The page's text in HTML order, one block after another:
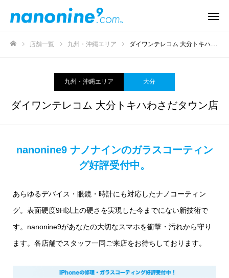
店舗一覧 九州・沖縄エリア ダイワンテレコム 大分トキハわさだタウン店
九州・沖縄エリア 大分
ダイワンテレコム 大分トキハわさだタウン店
nanonine9 ナノナインのガラスコーティン
グ好評受付中。
あらゆるデバイス・眼鏡・時計にも対応したナノコーティン
グ。表面硬度9H以上の硬さを実現した今までにない新技術で
す。nanonine9があなたの大切なスマホを衝撃・汚れから守り
ます。各店舗でスタッフ一同ご来店をお待ちしております。